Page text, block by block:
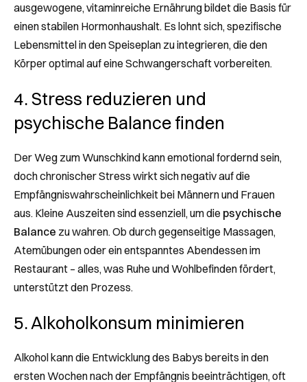
ausgewogene, vitaminreiche Ernährung bildet die Basis für
einen stabilen Hormonhaushalt. Es lohnt sich, spezifische
Lebensmittel in den Speiseplan zu integrieren, die den
Körper optimal auf eine Schwangerschaft vorbereiten.
4. Stress reduzieren und
psychische Balance finden
Der Weg zum Wunschkind kann emotional fordernd sein,
doch chronischer Stress wirkt sich negativ auf die
Empfängniswahrscheinlichkeit bei Männern und Frauen
aus. Kleine Auszeiten sind essenziell, um die psychische
Balance zu wahren. Ob durch gegenseitige Massagen,
Atemübungen oder ein entspanntes Abendessen im
Restaurant – alles, was Ruhe und Wohlbefinden fördert,
unterstützt den Prozess.
5. Alkoholkonsum minimieren
Alkohol kann die Entwicklung des Babys bereits in den
ersten Wochen nach der Empfängnis beeinträchtigen, oft